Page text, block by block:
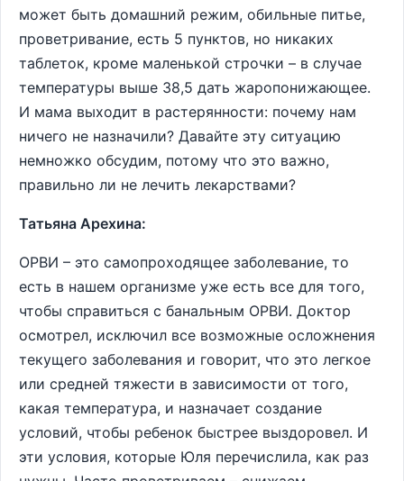
может быть домашний режим, обильные питье,
проветривание, есть 5 пунктов, но никаких
таблеток, кроме маленькой строчки – в случае
температуры выше 38,5 дать жаропонижающее.
И мама выходит в растерянности: почему нам
ничего не назначили? Давайте эту ситуацию
немножко обсудим, потому что это важно,
правильно ли не лечить лекарствами?
Татьяна Арехина:
ОРВИ – это самопроходящее заболевание, то
есть в нашем организме уже есть все для того,
чтобы справиться с банальным ОРВИ. Доктор
осмотрел, исключил все возможные осложнения
текущего заболевания и говорит, что это легкое
или средней тяжести в зависимости от того,
какая температура, и назначает создание
условий, чтобы ребенок быстрее выздоровел. И
эти условия, которые Юля перечислила, как раз